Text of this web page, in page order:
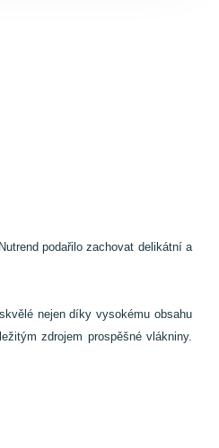
podařilo zachovat delikátní a
nejen díky vysokému obsahu
zdrojem prospěšné vlákniny.